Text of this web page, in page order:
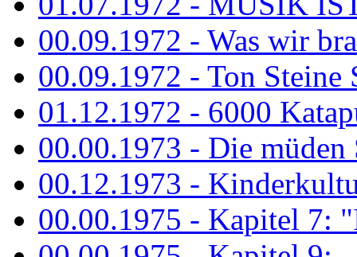
00.09.1972 - Was wir
00.09.1972 - Ton Steine
01.12.1972 - 6000
00.00.1973 - Die müden
00.12.1973 -
00.00.1975 - Kapitel 7: